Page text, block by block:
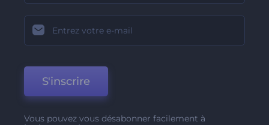
S'inscrire
Vous pouvez vous désabonner facilement à